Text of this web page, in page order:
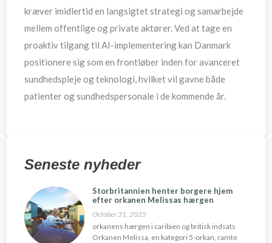
kræver imidlertid en langsigtet strategi og samarbejde
mellem offentlige og private aktører. Ved at tage en
proaktiv tilgang til AI-implementering kan Danmark
positionere sig som en frontløber inden for avanceret
sundhedspleje og teknologi, hvilket vil gavne både
patienter og sundhedspersonale i de kommende år.
Seneste nyheder
Storbritannien henter borgere hjem
efter orkanen Melissas hærgen
October 31, 2025
orkanens hærgen i caribien og britisk indsats
Orkanen Melissa, en kategori 5-orkan, ramte